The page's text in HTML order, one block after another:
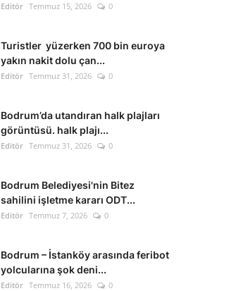
Editör Temmuz 15, 2026 0
Turistler yüzerken 700 bin euroya
yakın nakit dolu çan...
Editör Temmuz 31, 2026 0
Bodrum’da utandıran halk plajları
görüntüsü. halk plajı...
Editör Temmuz 31, 2026 0
Bodrum Belediyesi'nin Bitez
sahilini işletme kararı ODT...
Editör Temmuz 7, 2026 0
Bodrum – İstanköy arasında feribot
yolcularına şok deni...
Editör Temmuz 16, 2026 0